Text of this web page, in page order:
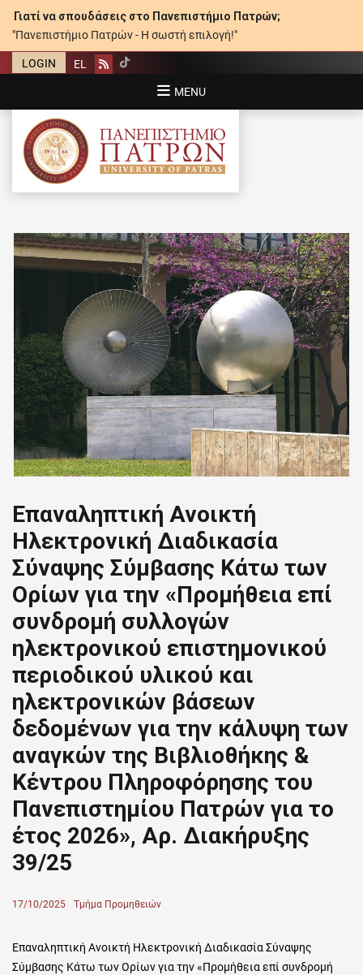
Γιατί να σπουδάσεις στο Πανεπιστήμιο Πατρών;
"Πανεπιστήμιο Πατρών - Η σωστή επιλογή!"
LOGIN EL Rss
MENU
ΠΑΝΕΠΙΣΤΉΜΙΟ ΠΑΤΡΏΝ
Επαναληπτική Ανοικτή
Ηλεκτρονική Διαδικασία
Σύναψης Σύμβασης Κάτω των
Ορίων για την «Προμήθεια επί
συνδρομή συλλογών
ηλεκτρονικού επιστημονικού
περιοδικού υλικού και
ηλεκτρονικών βάσεων
δεδομένων για την κάλυψη των
αναγκών της Βιβλιοθήκης &
Κέντρου Πληροφόρησης του
Πανεπιστημίου Πατρών για το
έτος 2026», Αρ. Διακήρυξης
39/25
Posted
17/10/2025 Author
Τμήμα Προμηθειών
Επαναληπτική Ανοικτή Ηλεκτρονική Διαδικασία Σύναψης
Σύμβασης Κάτω των Ορίων για την «Προμήθεια επί συνδρομή